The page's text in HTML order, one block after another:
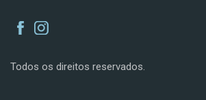
Todos os direitos reservados.